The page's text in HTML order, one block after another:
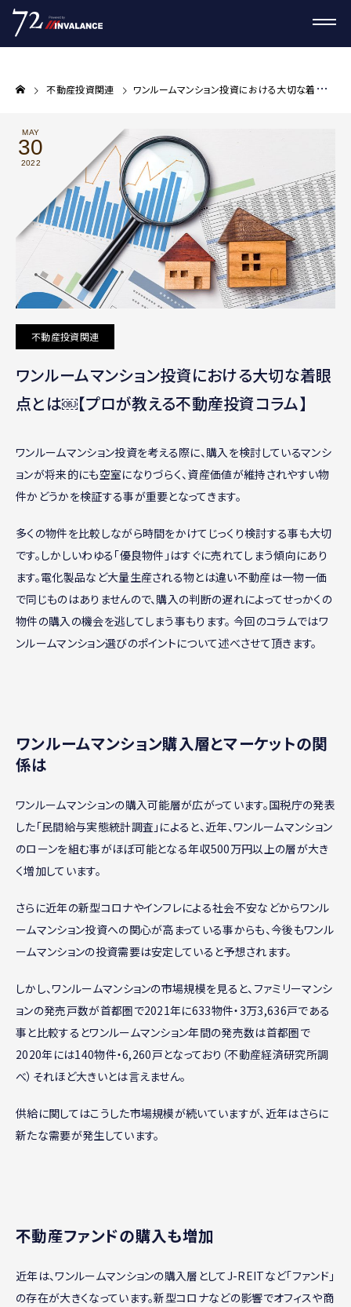
不動産投資関連 ワンルームマンション投資における大切な着眼点とは￼【プロが教える不動産投資コラム】
MAY
30
2022
不動産投資関連
ワンルームマンション投資における大切な着眼
点とは￼【プロが教える不動産投資コラム】
ワンルームマンション投資を考える際に、購入を検討しているマンシ
ョンが将来的にも空室になりづらく、資産価値が維持されやすい物
件かどうかを検証する事が重要となってきます。
多くの物件を比較しながら時間をかけてじっくり検討する事も大切
です。しかしいわゆる「優良物件」はすぐに売れてしまう傾向にあり
ます。電化製品など大量生産される物とは違い不動産は一物一価
で同じものはありませんので、購入の判断の遅れによってせっかくの
物件の購入の機会を逃してしまう事もります。 今回のコラムではワ
ンルームマンション選びのポイントについて述べさせて頂きます。
ワンルームマンション購入層とマーケットの関
係は
ワンルームマンションの購入可能層が広がっています。国税庁の発表
した「民間給与実態統計調査」によると、近年、ワンルームマンション
のローンを組む事がほぼ可能となる年収500万円以上の層が大き
く増加しています。
さらに近年の新型コロナやインフレによる社会不安などからワンル
ームマンション投資への関心が高まっている事からも、今後もワンル
ームマンションの投資需要は安定していると予想されます。
しかし、ワンルームマンションの市場規模を見ると、ファミリーマンシ
ョンの発売戸数が首都圏で2021年に633物件・3万3,636戸である
事と比較するとワンルームマンション年間の発売数は首都圏で
2020年には140物件・6,260戸となっており（不動産経済研究所調
べ）それほど大きいとは言えません。
供給に関してはこうした市場規模が続いていますが、近年はさらに
新たな需要が発生しています。
不動産ファンドの購入も増加
近年は、ワンルームマンションの購入層としてJ-REITなど「ファンド」
の存在が大きくなっています。新型コロナなどの影響でオフィスや商